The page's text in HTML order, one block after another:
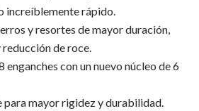
increíblemente rápido.
y resortes de mayor duración,
de roce.
enganches con un nuevo núcleo de 6
para mayor rigidez y durabilidad.